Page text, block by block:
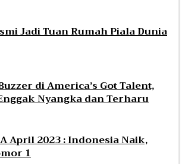
Jadi Tuan Rumah Piala Dunia
di America’s Got Talent,
Nyangka dan Terharu
April 2023 : Indonesia Naik,
1